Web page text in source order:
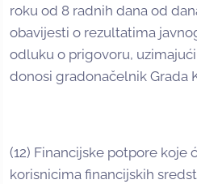
roku od 8 radnih dana od
obavijesti o rezultatima
odluku o prigovoru,
donosi gradonačelnik Grada
(12) Financijske potpore koje
korisnicima financijskih